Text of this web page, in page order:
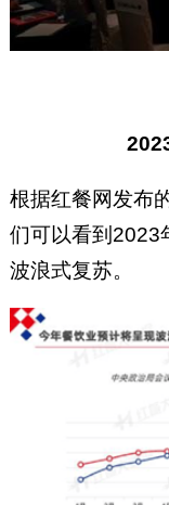
根据红餐网发布
们可以看到2023
波浪式复苏。